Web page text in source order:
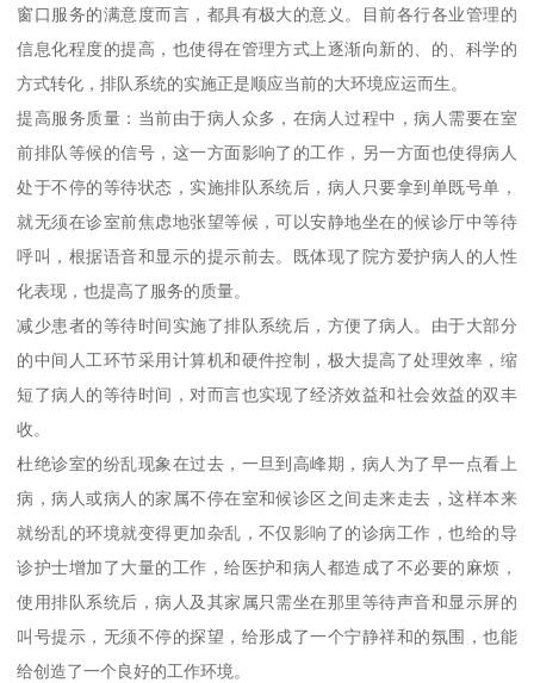
窗口服务的满意度而言，都具有极大的意义。目前各行各业管理的
信息化程度的提高，也使得在管理方式上逐渐向新的、的、科学的
方式转化，排队系统的实施正是顺应当前的大环境应运而生。
提高服务质量：当前由于病人众多，在病人过程中，病人需要在室
前排队等候的信号，这一方面影响了的工作，另一方面也使得病人
处于不停的等待状态，实施排队系统后，病人只要拿到单既号单，
就无须在诊室前焦虑地张望等候，可以安静地坐在的候诊厅中等待
呼叫，根据语音和显示的提示前去。既体现了院方爱护病人的人性
化表现，也提高了服务的质量。
减少患者的等待时间实施了排队系统后，方便了病人。由于大部分
的中间人工环节采用计算机和硬件控制，极大提高了处理效率，缩
短了病人的等待时间，对而言也实现了经济效益和社会效益的双丰
收。
杜绝诊室的纷乱现象在过去，一旦到高峰期，病人为了早一点看上
病，病人或病人的家属不停在室和候诊区之间走来走去，这样本来
就纷乱的环境就变得更加杂乱，不仅影响了的诊病工作，也给的导
诊护士增加了大量的工作，给医护和病人都造成了不必要的麻烦，
使用排队系统后，病人及其家属只需坐在那里等待声音和显示屏的
叫号提示，无须不停的探望，给形成了一个宁静祥和的氛围，也能
给创造了一个良好的工作环境。